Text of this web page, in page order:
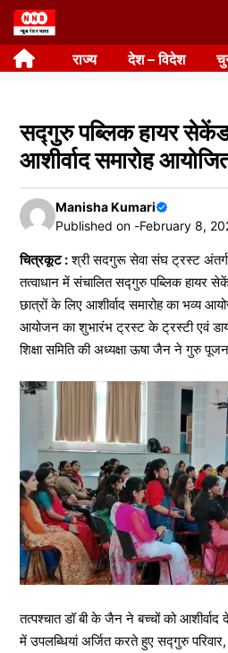
Skip
to
content राज्य देश – विदेश
सद्गुरु पब्लिक हायर
आशीर्वाद समारोह
Manisha Kumari
Published on -February 8,
चित्रकूट :श्री सदगुरू सेवा संघ ट्रस्ट
तत्वाधान में संचालित सद्गुरु पब्लिक हायर
छात्रों के लिए आशीर्वाद समारोह का भव्य
आयोजन का शुभारंभ ट्रस्ट के ट्रस्टी एवं
शिक्षा समिति की अध्यक्षा ऊषा जैन ने गुरु
तत्पश्चात डॉ बी के जैन ने बच्चों को
में उपलब्धियां अर्जित करते हुए सद्गुरु